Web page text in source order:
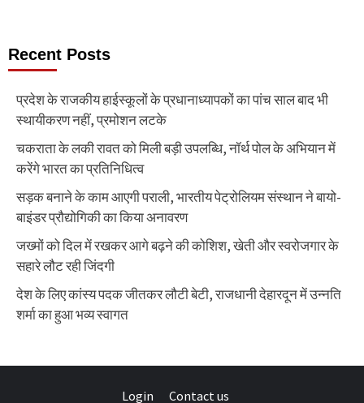
Recent Posts
प्रदेश के राजकीय हाईस्कूलों के प्रधानाध्यापकों का पांच साल बाद भी
स्थायीकरण नहीं, प्रमोशन लटके
चकराता के लकी रावत को मिली बड़ी उपलब्धि, नॉर्थ पोल के अभियान में
करेंगे भारत का प्रतिनिधित्व
सड़क बनाने के काम आएगी पराली, भारतीय पेट्रोलियम संस्थान ने बायो-
बाइंडर प्रौद्योगिकी का किया अनावरण
जख्मों को दिल में रखकर आगे बढ़ने की कोशिश, खेती और स्वरोजगार के
सहारे लौट रही जिंदगी
देश के लिए कांस्य पदक जीतकर लौटी बेटी, राजधानी देहारदून में उन्नति
शर्मा का हुआ भव्य स्वागत
Login Contact us